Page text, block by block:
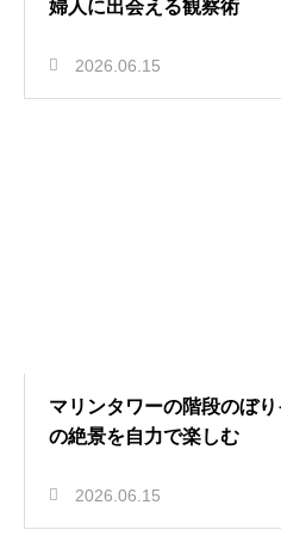
婦人に出会える観察術
2026.06.15
マリンタワーの階段のぼ
の絶景を自力で楽しむ
2026.06.15